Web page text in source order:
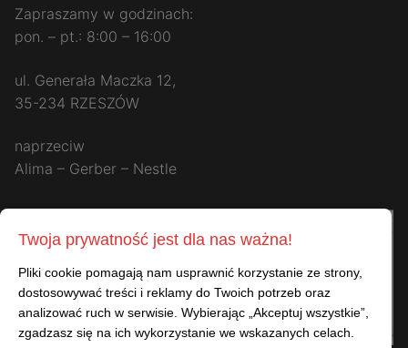
Zapraszamy w godzinach:
pon. – pt.: 8:00 – 16:00
ul. Generała Maczka 12,
35-234 RZESZÓW
naprzeciw
Alima – Gerber – Nestle
Twoja prywatność jest dla nas ważna!
Pliki cookie pomagają nam usprawnić korzystanie ze strony,
dostosowywać treści i reklamy do Twoich potrzeb oraz
analizować ruch w serwisie. Wybierając „Akceptuj wszystkie”,
zgadzasz się na ich wykorzystanie we wskazanych celach.